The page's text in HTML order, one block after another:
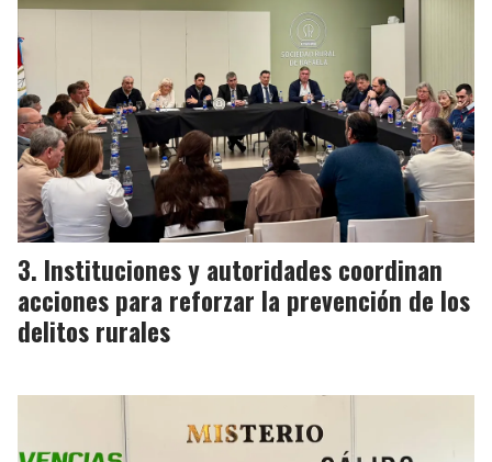
Instituciones y autoridades coordinan
acciones para reforzar la prevención de los
delitos rurales